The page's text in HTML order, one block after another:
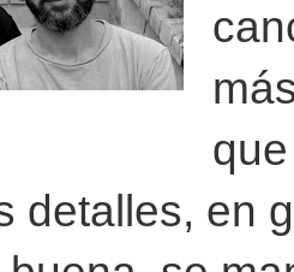
detalles, en